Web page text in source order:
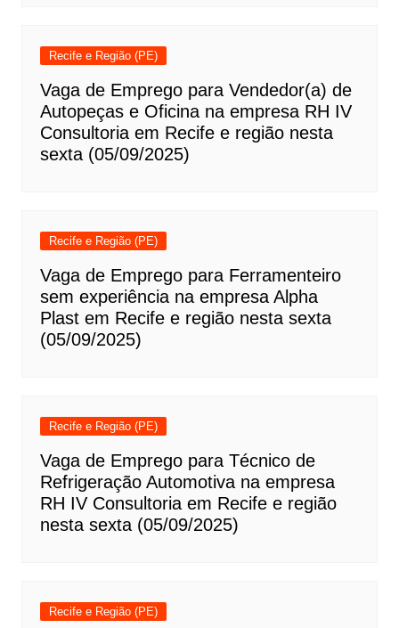
Recife e Região (PE)
Vaga de Emprego para Vendedor(a) de
Autopeças e Oficina na empresa RH IV
Consultoria em Recife e região nesta
sexta (05/09/2025)
Recife e Região (PE)
Vaga de Emprego para Ferramenteiro
sem experiência na empresa Alpha
Plast em Recife e região nesta sexta
(05/09/2025)
Recife e Região (PE)
Vaga de Emprego para Técnico de
Refrigeração Automotiva na empresa
RH IV Consultoria em Recife e região
nesta sexta (05/09/2025)
Recife e Região (PE)